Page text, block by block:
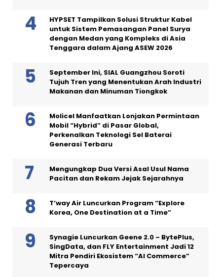
HYPSET Tampilkan Solusi Struktur Kabel
untuk Sistem Pemasangan Panel Surya
dengan Medan yang Kompleks di Asia
Tenggara dalam Ajang ASEW 2026
September Ini, SIAL Guangzhou Soroti
Tujuh Tren yang Menentukan Arah Industri
Makanan dan Minuman Tiongkok
Molicel Manfaatkan Lonjakan Permintaan
Mobil “Hybrid” di Pasar Global,
Perkenalkan Teknologi Sel Baterai
Generasi Terbaru
Mengungkap Dua Versi Asal Usul Nama
Pacitan dan Rekam Jejak Sejarahnya
T’way Air Luncurkan Program “Explore
Korea, One Destination at a Time”
Synagie Luncurkan Geene 2.0 – BytePlus,
SingData, dan FLY Entertainment Jadi 12
Mitra Pendiri Ekosistem “AI Commerce”
Tepercaya